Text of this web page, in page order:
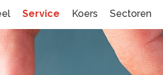
Service Koers Sectoren